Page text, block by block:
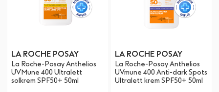
LA ROCHE POSAY
La Roche-Posay Anthelios
UVMune 400 Ultralett
solkrem SPF50+ 50ml
LA ROCHE POSAY
La Roche-Posay Anthelios
UVmune 400 Anti-dark Spots
Ultralett krem SPF50+ 50ml